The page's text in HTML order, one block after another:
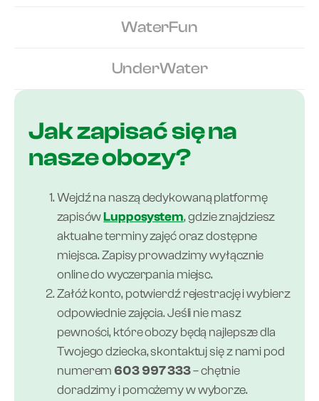
WaterFun
UnderWater
Jak zapisać się na
nasze obozy?
Wejdź na naszą dedykowaną platformę
zapisówLupposystem, gdzie znajdziesz
aktualne terminy zajęć oraz dostępne
miejsca. Zapisy prowadzimy wyłącznie
online do wyczerpania miejsc.
Załóż konto, potwierdź rejestrację i wybierz
odpowiednie zajęcia. Jeśli nie masz
pewności, które obozy będą najlepsze dla
Twojego dziecka, skontaktuj się z nami pod
numerem 603 997 333– chętnie
doradzimy i pomożemy w wyborze.